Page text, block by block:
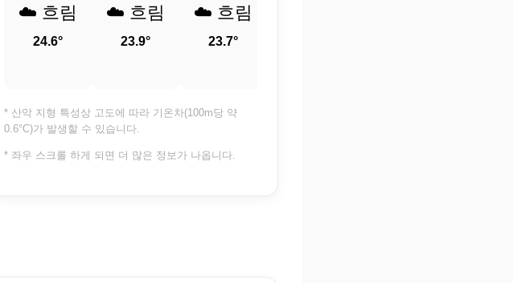
☁️ 흐림
24.6°
☁️ 흐림
23.9°
☁️ 흐림
23.7°
* 산악 지형 특성상 고도에 따라 기온차(100m당 약
0.6°C)가 발생할 수 있습니다.
* 좌우 스크롤 하게 되면 더 많은 정보가 나옵니다.